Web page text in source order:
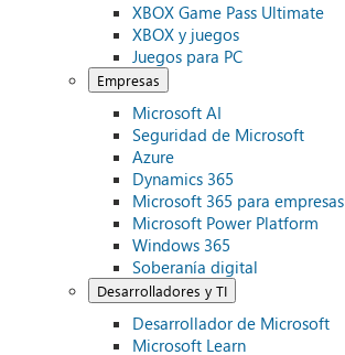
XBOX Game Pass Ultimate
XBOX y juegos
Juegos para PC
Empresas
Microsoft AI
Seguridad de Microsoft
Azure
Dynamics 365
Microsoft 365 para empresas
Microsoft Power Platform
Windows 365
Soberanía digital
Desarrolladores y TI
Desarrollador de Microsoft
Microsoft Learn